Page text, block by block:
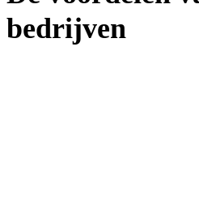
bedrijven